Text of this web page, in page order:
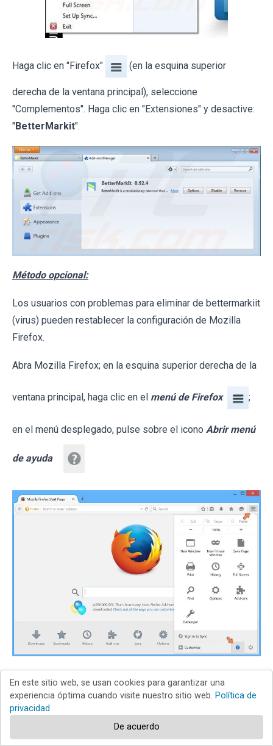
Haga clic en "Firefox" (en la esquina superior
derecha de la ventana principal), seleccione
"Complementos". Haga clic en "Extensiones" y desactive:
"BetterMarkit".
Método opcional:
Los usuarios con problemas para eliminar de bettermarkiit
(virus) pueden restablecer la configuración de Mozilla
Firefox.
Abra Mozilla Firefox; en la esquina superior derecha de la
ventana principal, haga clic en el menú de Firefox ;
en el menú desplegado, pulse sobre el icono Abrir menú
de ayuda
En este sitio web, se usan cookies para garantizar una
experiencia óptima cuando visite nuestro sitio web. Política de
privacidad
De acuerdo